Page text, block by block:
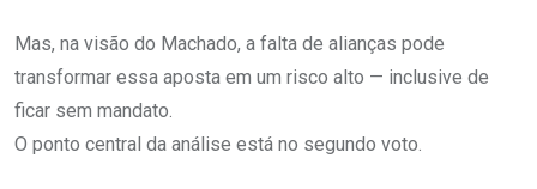
Mas, na visão do Machado, a falta de alianças pode
transformar essa aposta em um risco alto — inclusive de
ficar sem mandato.
O ponto central da análise está no segundo voto.